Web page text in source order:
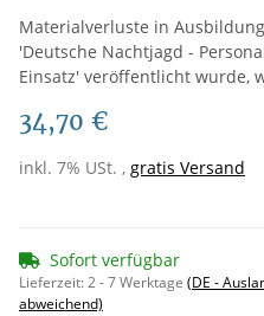
Materialverluste in
'Deutsche Nachtjagd -
Einsatz' veröffentlicht wurde,
34,70 €
inkl. 7% USt. , gratis Versand
Sofort verfügbar
Lieferzeit:2 - 7 Werktage (DE -
abweichend)